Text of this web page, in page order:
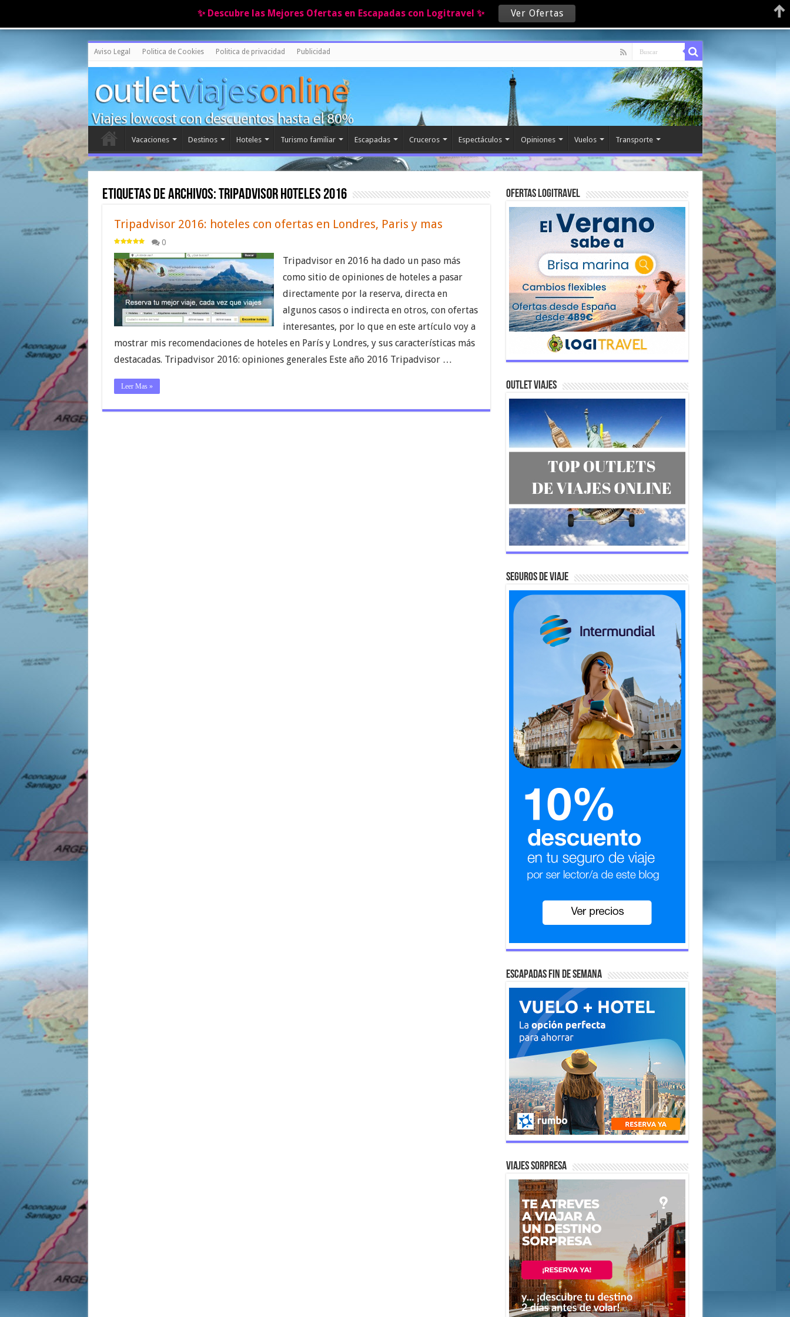
Aviso Legal Politica de Cookies Politica de privacidad Publicidad
Vacaciones Destinos Hoteles Turismo familiar Escapadas Cruceros Espectáculos Opiniones Vuelos Transporte
Etiquetas de archivos:tripadvisor hoteles 2016
Tripadvisor 2016: hoteles con ofertas en Londres, Paris y mas
0
Tripadvisor en 2016 ha dado un paso más
como sitio de opiniones de hoteles a pasar
directamente por la reserva, directa en
algunos casos o indirecta en otros, con ofertas
interesantes, por lo que en este artículo voy a
mostrar mis recomendaciones de hoteles en París y Londres, y sus características más
destacadas. Tripadvisor 2016: opiniones generales Este año 2016 Tripadvisor …
Leer Mas »
Ofertas Logitravel
Outlet Viajes
SEGUROS DE VIAJE
Escapadas fin de semana
Viajes Sorpresa
✨ Descubre las Mejores Ofertas en Escapadas con Logitravel ✨ Ver Ofertas